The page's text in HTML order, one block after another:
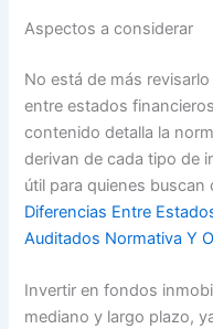
Aspectos a considerar
No está de más
entre estados
contenido detalla la
derivan de cada tipo de
útil para quienes
Diferencias Entre
Auditados Normativa Y
Invertir en fondos
mediano y largo plazo,